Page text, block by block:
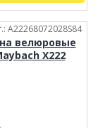
A22268072028S84
велюровые
X222